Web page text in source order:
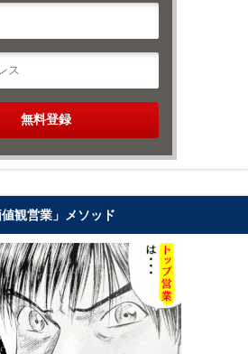
値観営業」メソッド